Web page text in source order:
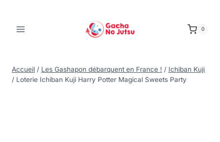
0
Accueil / Les Gashapon débarquent en France ! / Ichiban Kuji
/ Loterie Ichiban Kuji Harry Potter Magical Sweets Party